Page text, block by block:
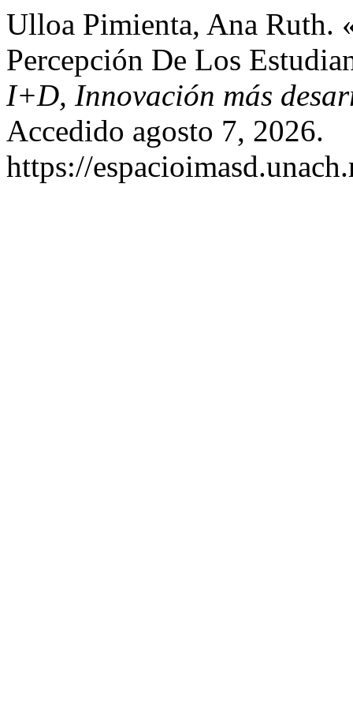
Ulloa Pimienta, Ana Ruth.
Percepción De Los
I+D, Innovación más
Accedido agosto 7, 2026.
https://